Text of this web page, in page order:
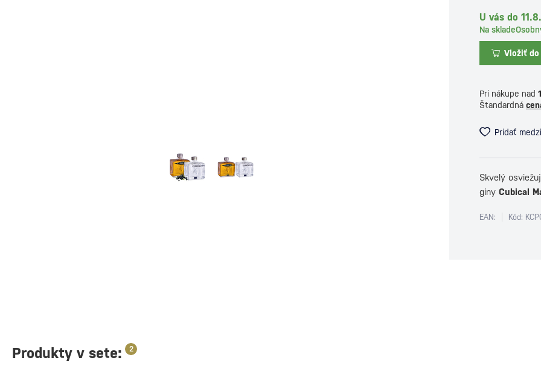
U vás do
Na sklade
Vložiť do
Pri nákupe nad
Štandardná
Pridať
Skvelý
giny Cubical
EAN: Kód:
Produkty v sete: 2